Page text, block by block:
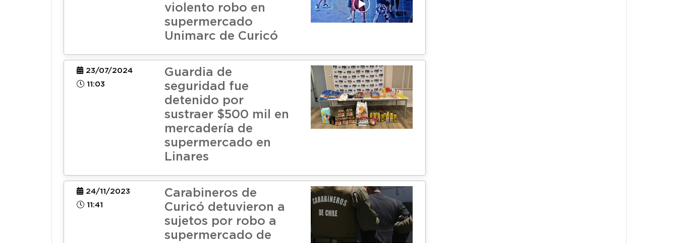
violento robo en
supermercado
Unimarc de Curicó
23/07/2024
11:03
Guardia de
seguridad fue
detenido por
sustraer $500 mil en
mercadería de
supermercado en
Linares
24/11/2023
11:41
Carabineros de
Curicó detuvieron a
sujetos por robo a
supermercado de